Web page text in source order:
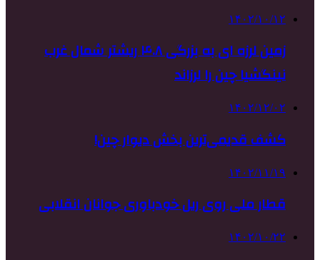
۱۴۰۲/۱۰/۱۲
زمین لرزه ای به بزرگی ۴.۸ ریشتر شمال غرب
نینگشیا چین را لرزاند
۱۴۰۲/۱۲/۰۲
کشف قدیمی‌ترین بخش دیوار چین!
۱۴۰۲/۱۱/۱۹
قطار ملی روی ریل خودباوری جوانان انقلابی
۱۴۰۲/۱۰/۲۲